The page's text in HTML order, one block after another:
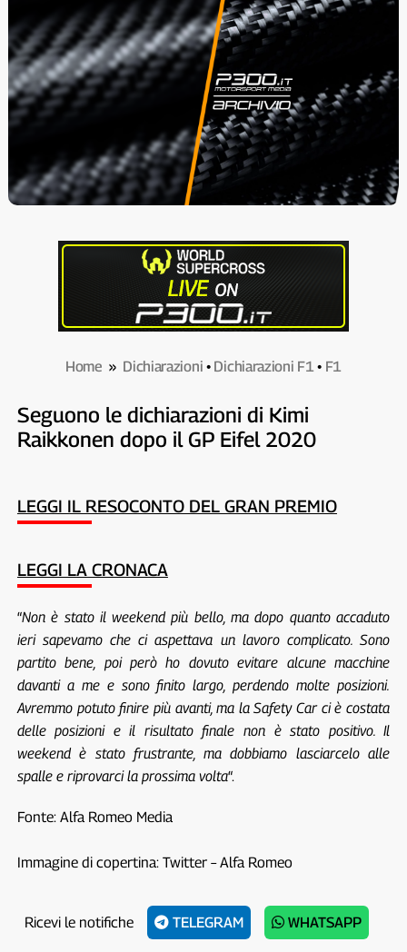
Home » Dichiarazioni • Dichiarazioni F1• F1
Seguono le dichiarazioni di Kimi
Raikkonen dopo il GP Eifel 2020
LEGGI IL RESOCONTO DEL GRAN PREMIO
LEGGI LA CRONACA
“Non è stato il weekend più bello, ma dopo quanto accaduto
ieri sapevamo che ci aspettava un lavoro complicato. Sono
partito bene, poi però ho dovuto evitare alcune macchine
davanti a me e sono finito largo, perdendo molte posizioni.
Avremmo potuto finire più avanti, ma la Safety Car ci è costata
delle posizioni e il risultato finale non è stato positivo. Il
weekend è stato frustrante, ma dobbiamo lasciarcelo alle
spalle e riprovarci la prossima volta“.
Fonte: Alfa Romeo Media
Immagine di copertina: Twitter – Alfa Romeo
Ricevi le notifiche TELEGRAM WHATSAPP